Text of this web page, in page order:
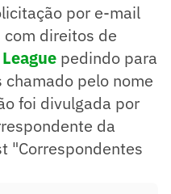
por e-mail
direitos de
pedindo para
pelo nome
foi divulgada por
da
"Correspondentes